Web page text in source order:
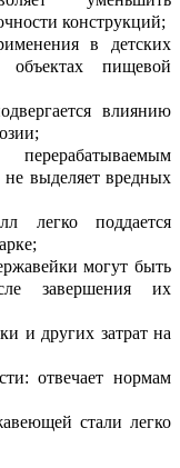
конструкций;
в детских
пищевой
влиянию
выделяет вредных
легко поддается
могут быть
завершения их
и других затрат на
отвечает нормам
стали легко